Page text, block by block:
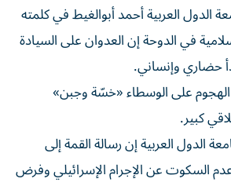
الدول العربية أحمد أبوالغيط في كلمته
في الدوحة إن العدوان على السيادة
حضاري وإنساني.
على الوسطاء «خسّة وجبن»
كبير.
الدول العربية إن رسالة القمة إلى
السكوت عن الإجرام الإسرائيلي وفرض